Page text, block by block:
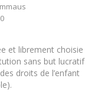
et librement choisie
sans but lucratif
droits de l’enfant